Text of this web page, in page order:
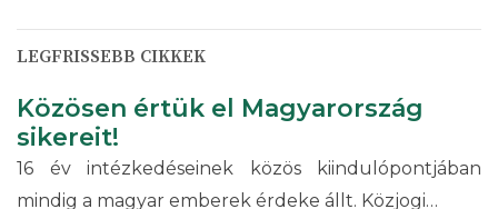
LEGFRISSEBB CIKKEK
Közösen értük el Magyarország
sikereit!
16 év intézkedéseinek közös kiindulópontjában
mindig a magyar emberek érdeke állt. Közjogi…